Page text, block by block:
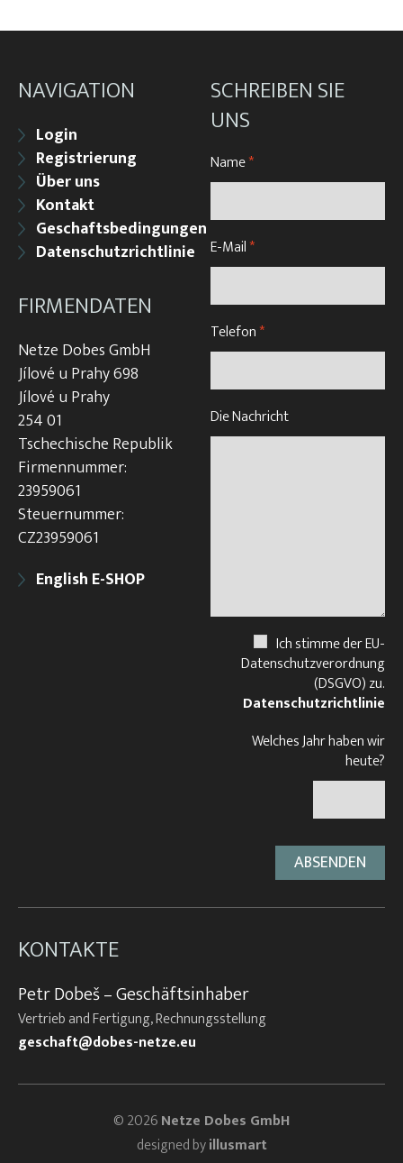
NAVIGATION
Login
Registrierung
Über uns
Kontakt
Geschaftsbedingungen
Datenschutzrichtlinie
FIRMENDATEN
Netze Dobes GmbH
Jílové u Prahy 698
Jílové u Prahy
254 01
Tschechische Republik
Firmennummer:
23959061
Steuernummer:
CZ23959061
English E-SHOP
SCHREIBEN SIE
UNS
Name*
E-Mail*
Telefon*
Die Nachricht
Ich stimme der EU-
Datenschutzverordnung
(DSGVO) zu.
Datenschutzrichtlinie
Welches Jahr haben wir
heute?
KONTAKTE
Petr Dobeš – Geschäftsinhaber
Vertrieb and Fertigung, Rechnungsstellung
geschaft@dobes-netze.eu
© 2026Netze Dobes GmbH
designed byillusmart